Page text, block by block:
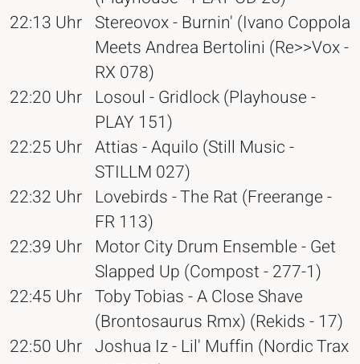
22:13 Uhr Stereovox - Burnin' (Ivano Coppola
Meets Andrea Bertolini (Re>>Vox -
RX 078)
22:20 Uhr Losoul - Gridlock (Playhouse -
PLAY 151)
22:25 Uhr Attias - Aquilo (Still Music -
STILLM 027)
22:32 Uhr Lovebirds - The Rat (Freerange -
FR 113)
22:39 Uhr Motor City Drum Ensemble - Get
Slapped Up (Compost - 277-1)
22:45 Uhr Toby Tobias - A Close Shave
(Brontosaurus Rmx) (Rekids - 17)
22:50 Uhr Joshua Iz - Lil' Muffin (Nordic Trax